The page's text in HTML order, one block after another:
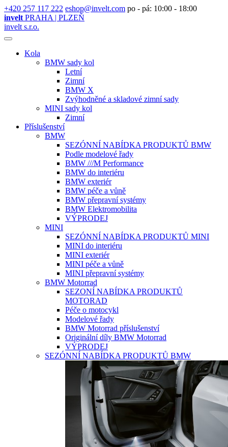
+420 257 117 222 eshop@invelt.com po - pá: 10:00 - 18:00
invelt PRAHA | PLZEŇ
invelt s.r.o.
Kola
BMW sady kol
Letní
Zimní
BMW X
Zvýhodněné a skladové zimní sady
MINI sady kol
Zimní
Příslušenství
BMW
SEZÓNNÍ NABÍDKA PRODUKTŮ BMW
Podle modelové řady
BMW ///M Performance
BMW do interiéru
BMW exteriér
BMW péče a vůně
BMW přepravní systémy
BMW Elektromobilita
VÝPRODEJ
MINI
SEZÓNNÍ NABÍDKA PRODUKTŮ MINI
MINI do interiéru
MINI exteriér
MINI péče a vůně
MINI přepravní systémy
BMW Motorrad
SEZONÍ NABÍDKA PRODUKTŮ
MOTORAD
Péče o motocykl
Modelové řady
BMW Motorrad příslušenství
Originální díly BMW Motorrad
VÝPRODEJ
SEZÓNNÍ NABÍDKA PRODUKTŮ BMW